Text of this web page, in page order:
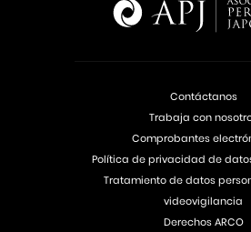
Contáctanos
Trabaja con
Comprobantes
Política de privacidad de
Tratamiento de datos
videovigilancia
Derechos ARCO